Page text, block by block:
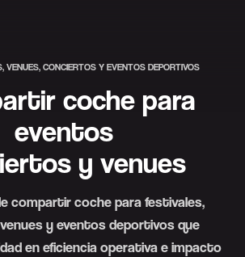
VENUES, CONCIERTOS Y EVENTOS DEPORTIVOS
coche para
eventos
y venues
compartir coche para festivales,
y eventos deportivos que
en eficiencia operativa e impacto